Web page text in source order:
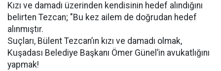
Kızı ve damadı üzerinden kendisinin hedef alındığını
belirten Tezcan; "Bu kez ailem de doğrudan hedef
alınmıştır.
Suçları, Bülent Tezcan’ın kızı ve damadı olmak,
Kuşadası Belediye Başkanı Ömer Günel’in avukatlığını
yapmak!